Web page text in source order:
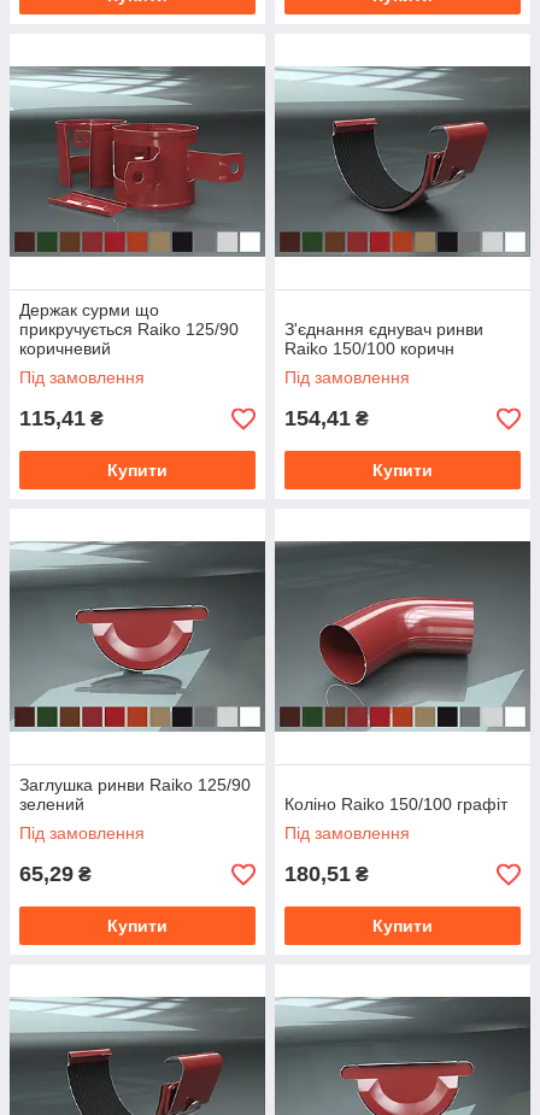
Держак сурми що
прикручується Raiko 125/90
коричневий
Під замовлення
115,41 ₴
Купити
З'єднання єднувач ринви
Raiko 150/100 коричн
Під замовлення
154,41 ₴
Купити
Заглушка ринви Raiko 125/90
зелений
Під замовлення
65,29 ₴
Купити
Коліно Raiko 150/100 графіт
Під замовлення
180,51 ₴
Купити